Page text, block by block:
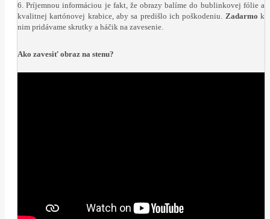
6. Príjemnou informáciou je fakt, že obrazy balíme do bublinkovej fólie a
kvalitnej kartónovej krabice, aby sa predišlo ich poškodeniu. Zadarmok
nim pridávame skrutky a háčik na zavesenie.
Ako zavesiť obraz na stenu?